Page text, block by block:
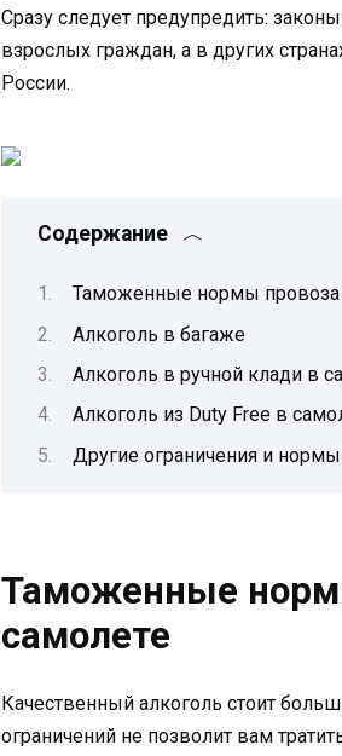
Сразу следует предупредить:
взрослых граждан, а в других
России.
Содержание
Таможенные нормы провоза
Алкоголь в багаже
Алкоголь в ручной клади в
Алкоголь из Duty Free в
Другие ограничения и нормы
Таможенные
самолете
Качественный алкоголь стоит
ограничений не позволит вам